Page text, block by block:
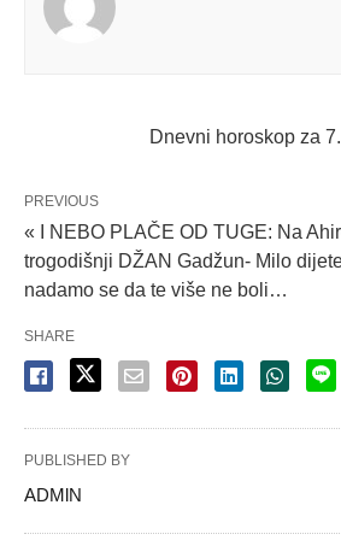
Dnevni horoskop za
PREVIOUS
« I NEBO PLAČE OD TUGE: Na
trogodišnji DŽAN Gadžun- Milo
nadamo se da te više ne boli…
SHARE
PUBLISHED BY
ADMlN